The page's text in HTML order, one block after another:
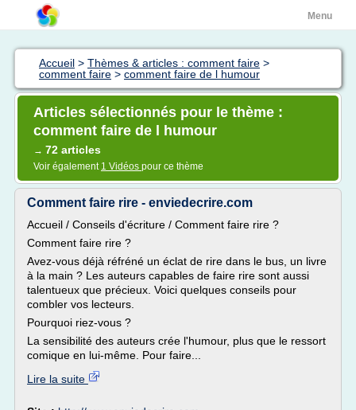
Menu
Accueil > Thèmes & articles : comment faire >
comment faire > comment faire de l humour
Articles sélectionnés pour le thème :
comment faire de l humour
→ 72 articles
Voir également 1 Vidéos pour ce thème
Comment faire rire - enviedecrire.com
Accueil / Conseils d'écriture / Comment faire rire ?
Comment faire rire ?
Avez-vous déjà réfréné un éclat de rire dans le bus, un livre
à la main ? Les auteurs capables de faire rire sont aussi
talentueux que précieux. Voici quelques conseils pour
combler vos lecteurs.
Pourquoi riez-vous ?
La sensibilité des auteurs crée l'humour, plus que le ressort
comique en lui-même. Pour faire...
Lire la suite